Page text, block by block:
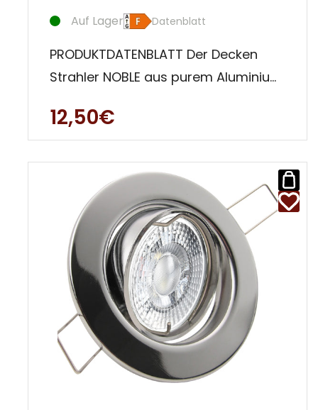
Auf Lager Datenblatt
PRODUKTDATENBLATT Der Decken
Strahler NOBLE aus purem Aluminium
12,50€